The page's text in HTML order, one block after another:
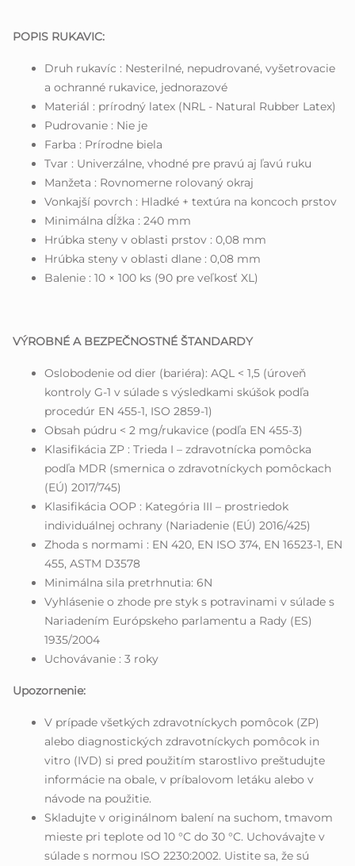
POPIS RUKAVIC:
Druh rukavíc : Nesterilné, nepudrované, vyšetrovacie
a ochranné rukavice, jednorazové
Materiál : prírodný latex (NRL - Natural Rubber Latex)
Pudrovanie : Nie je
Farba : Prírodne biela
Tvar : Univerzálne, vhodné pre pravú aj ľavú ruku
Manžeta : Rovnomerne rolovaný okraj
Vonkajší povrch : Hladké + textúra na koncoch prstov
Minimálna dĺžka : 240 mm
Hrúbka steny v oblasti prstov : 0,08 mm
Hrúbka steny v oblasti dlane : 0,08 mm
Balenie : 10 × 100 ks (90 pre veľkosť XL)
VÝROBNÉ A BEZPEČNOSTNÉ ŠTANDARDY
Oslobodenie od dier (bariéra): AQL < 1,5 (úroveň
kontroly G-1 v súlade s výsledkami skúšok podľa
procedúr EN 455-1, ISO 2859-1)
Obsah púdru < 2 mg/rukavice (podľa EN 455-3)
Klasifikácia ZP : Trieda I – zdravotnícka pomôcka
podľa MDR (smernica o zdravotníckych pomôckach
(EÚ) 2017/745)
Klasifikácia OOP : Kategória III – prostriedok
individuálnej ochrany (Nariadenie (EÚ) 2016/425)
Zhoda s normami : EN 420, EN ISO 374, EN 16523-1, EN
455, ASTM D3578
Minimálna sila pretrhnutia: 6N
Vyhlásenie o zhode pre styk s potravinami v súlade s
Nariadením Európskeho parlamentu a Rady (ES)
1935/2004
Uchovávanie : 3 roky
Upozornenie:
V prípade všetkých zdravotníckych pomôcok (ZP)
alebo diagnostických zdravotníckych pomôcok in
vitro (IVD) si pred použitím starostlivo preštudujte
informácie na obale, v príbalovom letáku alebo v
návode na použitie.
Skladujte v originálnom balení na suchom, tmavom
mieste pri teplote od 10 °C do 30 °C. Uchovávajte v
súlade s normou ISO 2230:2002. Uistite sa, že sú